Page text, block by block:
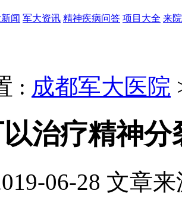
闻 军大资讯 精神疾病问答 项目大全 来
: 成都军大医院
治疗精神分
06-28 文章